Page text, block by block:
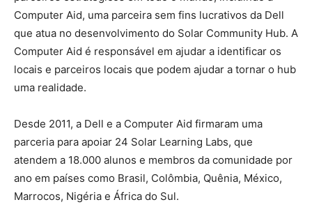
Computer Aid, uma parceira sem fins lucrativos da Dell
que atua no desenvolvimento do Solar Community Hub. A
Computer Aid é responsável em ajudar a identificar os
locais e parceiros locais que podem ajudar a tornar o hub
uma realidade.
Desde 2011, a Dell e a Computer Aid firmaram uma
parceria para apoiar 24 Solar Learning Labs, que
atendem a 18.000 alunos e membros da comunidade por
ano em países como Brasil, Colômbia, Quênia, México,
Marrocos, Nigéria e África do Sul.